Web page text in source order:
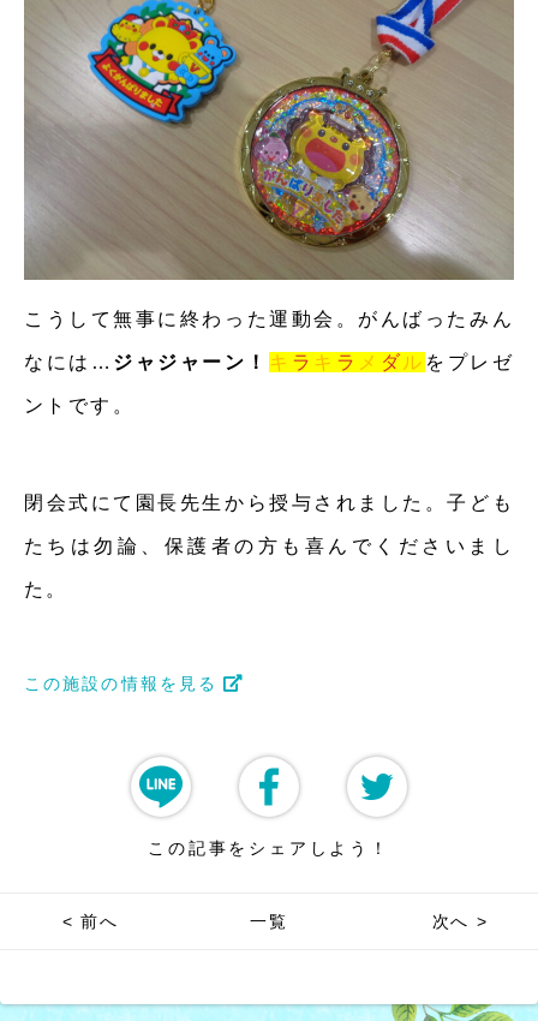
こうして無事に終わった運動会。がんばったみん
なには… ジャジャーン！ キ ラ キ ラ メ ダル をプレゼ
ントです。
閉会式にて園長先生から授与されました。子ども
たちは勿論、保護者の方も喜んでくださいまし
た。
この施設の情報を見る
この記事をシェアしよう！
< 前へ 一覧 次へ >